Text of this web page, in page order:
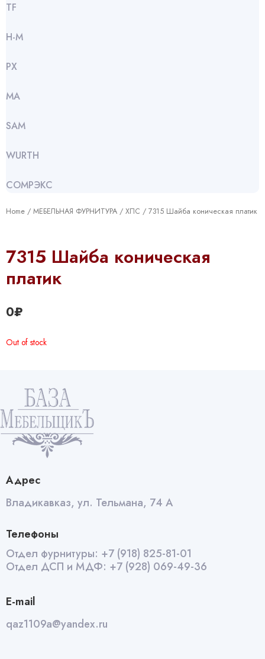
TF
Н-М
РХ
МА
SАМ
WURTH
СОМРЭКС
Home / МЕБЕЛЬНАЯ ФУРНИТУРА / ХПС / 7315 Шайба коническая платик
7315 Шайба коническая
платик
0₽
Out of stock
Адрес
Владикавказ, ул. Тельмана, 74 А
Телефоны
Отдел фурнитуры: +7 (918) 825-81-01
Отдел ДСП и МДФ: +7 (928) 069-49-36
E-mail
qaz1109a@yandex.ru